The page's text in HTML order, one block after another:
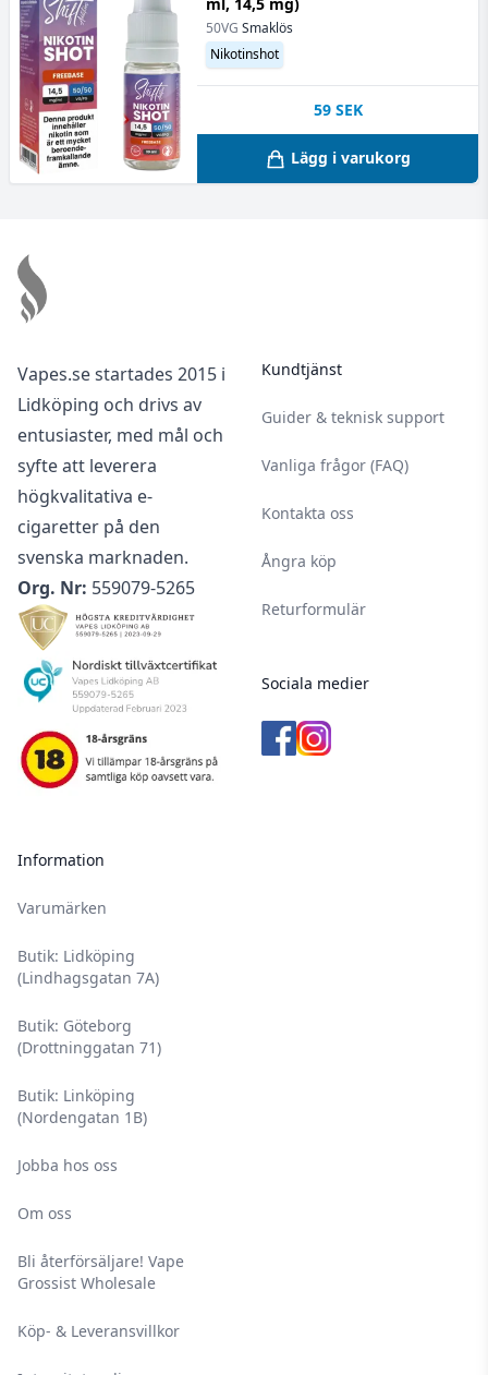
50VG Smaklös
Nikotinshot
59 SEK
Lägg i varukorg
Vapes.se startades 2015 i
Lidköping och drivs av
entusiaster, med mål och
syfte att leverera
högkvalitativa e-
cigaretter på den
svenska marknaden.
Org. Nr: 559079-5265
Information
Varumärken
Butik: Lidköping
(Lindhagsgatan 7A)
Butik: Göteborg
(Drottninggatan 71)
Butik: Linköping
(Nordengatan 1B)
Jobba hos oss
Om oss
Bli återförsäljare! Vape
Grossist Wholesale
Köp- & Leveransvillkor
Kundtjänst
Guider & teknisk support
Vanliga frågor (FAQ)
Kontakta oss
Ångra köp
Returformulär
Sociala medier